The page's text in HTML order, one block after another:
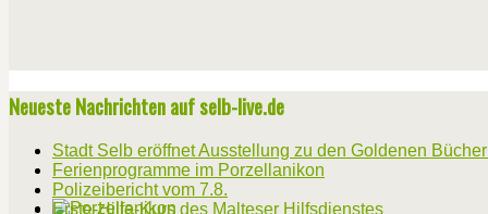
Neueste Nachrichten auf selb-live.de
Stadt Selb eröffnet Ausstellung zu den Goldenen
Ferienprogramme im Porzellanikon
Polizeibericht vom 7.8.
Erste-Hilfe-Kurs des Malteser Hilfsdienstes